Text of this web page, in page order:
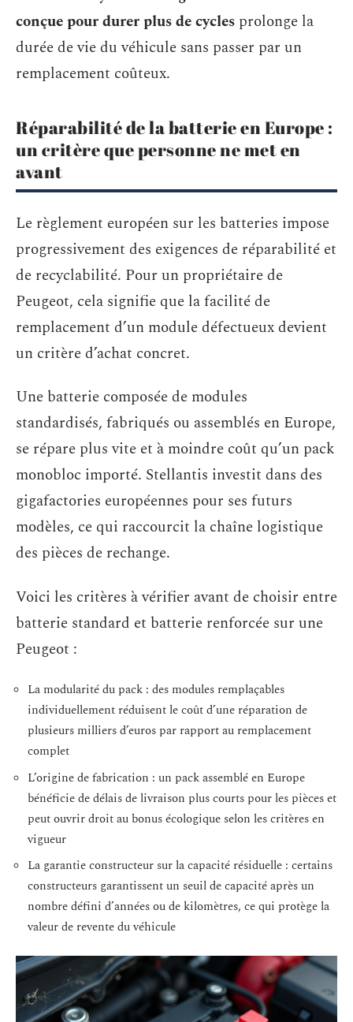
conçue pour durer plus de cycles prolonge la
durée de vie du véhicule sans passer par un
remplacement coûteux.
Réparabilité de la batterie en Europe :
un critère que personne ne met en
avant
Le règlement européen sur les batteries impose
progressivement des exigences de réparabilité et
de recyclabilité. Pour un propriétaire de
Peugeot, cela signifie que la facilité de
remplacement d’un module défectueux devient
un critère d’achat concret.
Une batterie composée de modules
standardisés, fabriqués ou assemblés en Europe,
se répare plus vite et à moindre coût qu’un pack
monobloc importé. Stellantis investit dans des
gigafactories européennes pour ses futurs
modèles, ce qui raccourcit la chaîne logistique
des pièces de rechange.
Voici les critères à vérifier avant de choisir entre
batterie standard et batterie renforcée sur une
Peugeot :
La modularité du pack : des modules remplaçables
individuellement réduisent le coût d’une réparation de
plusieurs milliers d’euros par rapport au remplacement
complet
L’origine de fabrication : un pack assemblé en Europe
bénéficie de délais de livraison plus courts pour les pièces et
peut ouvrir droit au bonus écologique selon les critères en
vigueur
La garantie constructeur sur la capacité résiduelle : certains
constructeurs garantissent un seuil de capacité après un
nombre défini d’années ou de kilomètres, ce qui protège la
valeur de revente du véhicule